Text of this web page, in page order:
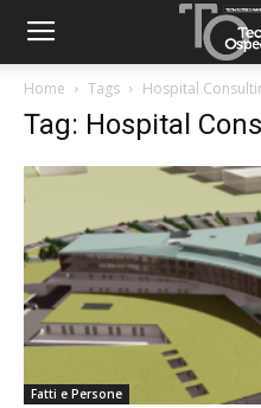
Home Tags Hospital
Tag: Hospital
Fatti e Persone